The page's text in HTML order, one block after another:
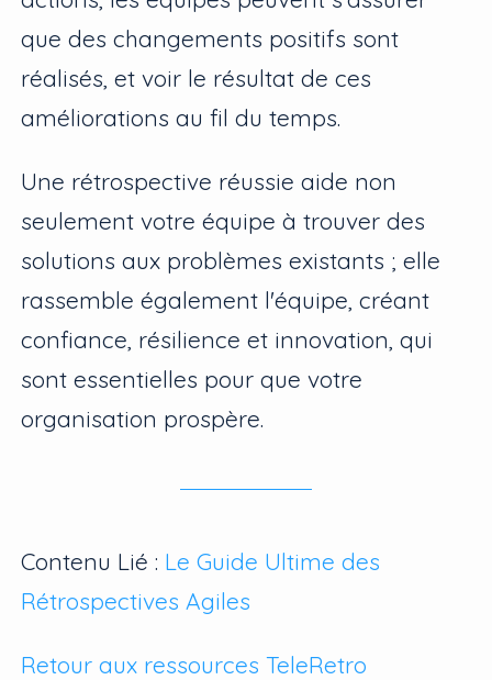
que des changements positifs sont
réalisés, et voir le résultat de ces
améliorations au fil du temps.
Une rétrospective réussie aide non
seulement votre équipe à trouver des
solutions aux problèmes existants ; elle
rassemble également l'équipe, créant
confiance, résilience et innovation, qui
sont essentielles pour que votre
organisation prospère.
Contenu Lié : Le Guide Ultime des
Rétrospectives Agiles
Retour aux ressources TeleRetro